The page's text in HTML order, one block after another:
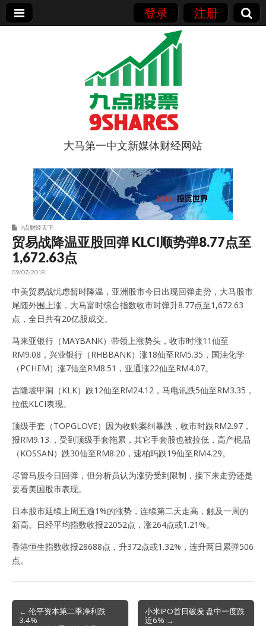
登录 注册
9点股票
大马第一中文新媒体财经网站
9点财经天下
贸易战降温亚股回弹 KLCI顺势弹8.77点至
1,672.63点
09/07/2018
中美贸易战忧虑暂时降温，亚洲股市今日出现回弹走势，大马股市
尾随外围上涨，大马富时综合指数收市时弹升8.77点至1,672.63
点，全日共有20亿股成交。
马来亚银行（MAYBANK）带领上涨势头，收市时涨11仙至
RM9.08，兴业银行（RHBBANK）涨18仙至RM5.35，国油化学
（PCHEM）涨7仙至RM8.51，亚通涨22仙至RM4.07。
吉隆坡甲洞（KLK）跌12仙至RM24.12，马电讯跌5仙至RM3.35，
拉低KLCI表现。
顶级手套（TOPGLOVE）因为收购案纠暴跌，收市时跌RM2.97，
报RM9.13.，受到顶级手套拖累，其它手套股也被拉低，高产柅品
（KOSSAN）跌30仙至RM8.20，速柏玛跌19仙至RM4.29。
尽管马股今日回弹，但分析员认为涨势受到限制，接下来走势还是
要看美国股市表现。
日本股市延续上周五逾1%的涨势，连续第二天走高，触及一周的
新高。日经平均指数收报22052点，涨264点或1.21%。
香港恒生指数收报28688点，升372点或1.32%，连升两日累弹506
点。
Post
navigation
← 伦平资本第二季净利跌
3.4%
小米IPO首日破发 盘中一度跌
近6% →